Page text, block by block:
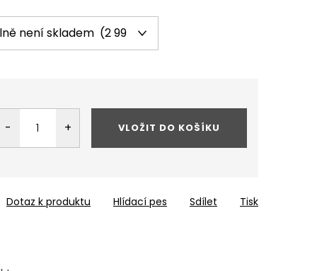
VLOŽIT DO KOŠÍKU
Tisk
Dotaz k produktu Hlídací pes Sdílet